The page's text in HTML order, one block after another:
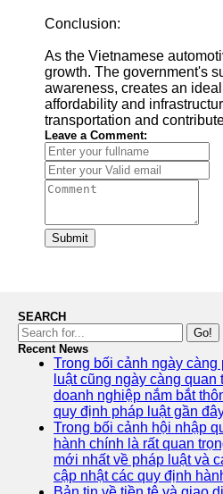
Conclusion:
As the Vietnamese
growth. The government's
awareness, creates an
affordability and
transportation and
Leave a Comment:
Submit
SEARCH
Go!
Recent News
Trong bối cảnh ngày
luật cũng ngày càng
doanh nghiệp nắm bắt
quy định pháp luật gần
Trong bối cảnh hội nhập
hành chính là rất quan
mới nhất về pháp luật và
cập nhật các quy định